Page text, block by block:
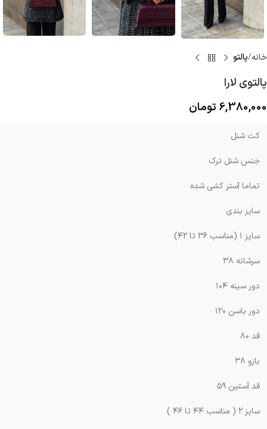
خانه پالتو
پالتوی لارا
6,380,000 تومان
کت شنل
جنس شنل ترک
تماما آستر کشی شده
سایز بندی
سایز ۱ (مناسب ۳۶ تا ۴۲)
سرشانه ۳۸
دور سینه ۱۰۴
دور باسن ۱۲۰
قد ۸۰
بازو ۳۸
قد آستین ۵۹
سایز ۲ ( مناسب ۴۴ تا ۴۶ )